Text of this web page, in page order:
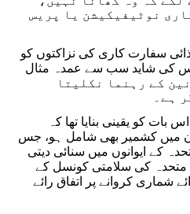
نوٹیفیکیشن یا پریس
سفارت کاری کی نزاکتوں کو
کی شاید سب سے عمدہ مثال
یونین کے رہنما نکلیتا
ہے۔
بات کو یقینی بنایا تھا کہ
میں کشمیر بھی شامل ہو، جس
کے ایوانوں میں سنائی دیتی
1955 تک اقوام متحدہ کی سلامتی کونسل کے
شماری کروانے پر اتفاق رائے